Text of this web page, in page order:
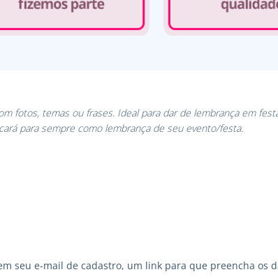
fotos, temas ou frases. Ideal para dar de lembrança em
para sempre como lembrança de seu evento/festa.
seu e-mail de cadastro, um link para que preencha os